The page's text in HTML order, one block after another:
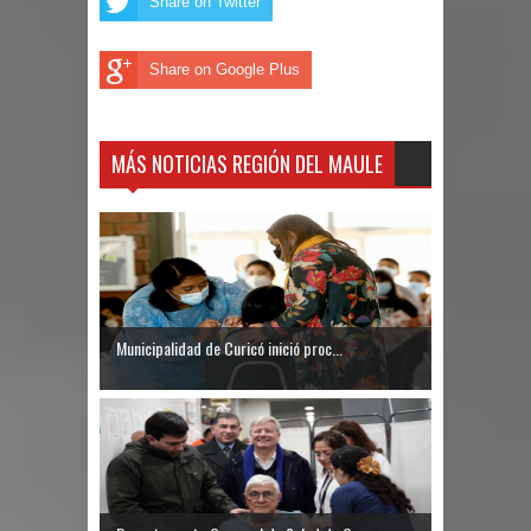
Share on Google Plus
MÁS NOTICIAS REGIÓN DEL MAULE
Municipalidad de Curicó inició proc...